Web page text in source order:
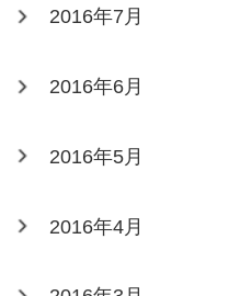
2016年7月
2016年6月
2016年5月
2016年4月